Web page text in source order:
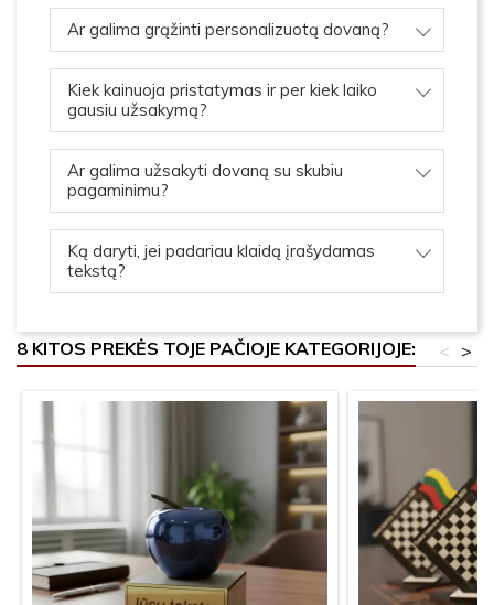
Ar galima grąžinti personalizuotą dovaną?
Kiek kainuoja pristatymas ir per kiek laiko
gausiu užsakymą?
Ar galima užsakyti dovaną su skubiu
pagaminimu?
Ką daryti, jei padariau klaidą įrašydamas
tekstą?
8 KITOS PREKĖS TOJE PAČIOJE KATEGORIJOJE: >
<